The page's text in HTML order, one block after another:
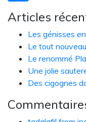
Articles
Les génisses
Le tout
Le renommé
Une jolie
Des cigognes